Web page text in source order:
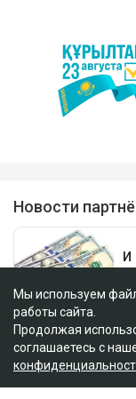
Мы используем
работы сайта.
Продолжая
соглашаетесь с